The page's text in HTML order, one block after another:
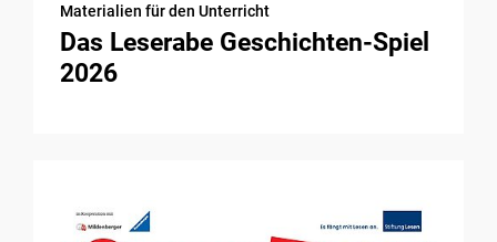
Materialien für den Unterricht
Das Leserabe Geschichten-Spiel
2026